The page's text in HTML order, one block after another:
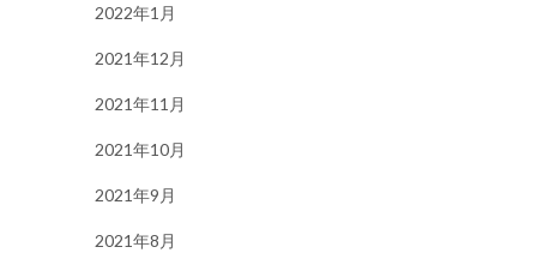
2022年1月
2021年12月
2021年11月
2021年10月
2021年9月
2021年8月